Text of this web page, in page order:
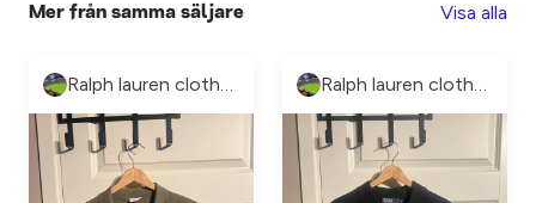
Mer från samma säljare Visa alla
Ralph lauren clothes Ralph lauren clothes